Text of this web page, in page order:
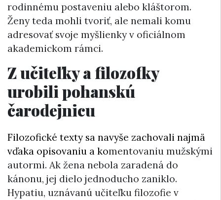
rodinnému postaveniu alebo kláštorom.
Ženy teda mohli tvoriť, ale nemali komu
adresovať svoje myšlienky v oficiálnom
akademickom rámci.
Z učiteľky a filozofky
urobili pohanskú
čarodejnicu
Filozofické texty sa navyše zachovali najmä
vďaka opisovaniu a komentovaniu mužskými
autormi. Ak žena nebola zaradená do
kánonu, jej dielo jednoducho zaniklo.
Hypatiu, uznávanú učiteľku filozofie v